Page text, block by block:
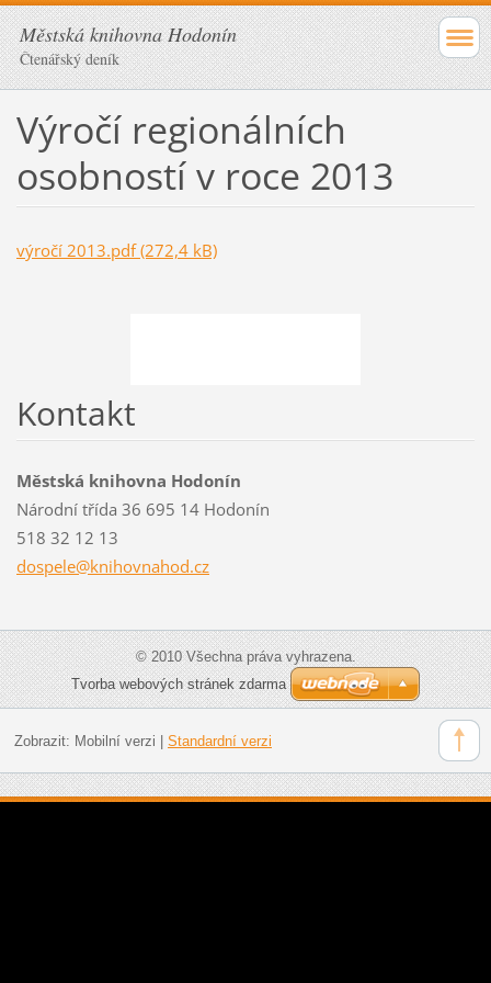
Městská knihovna Hodonín
Čtenářský deník
Výročí regionálních
osobností v roce 2013
výročí 2013.pdf (272,4 kB)
Kontakt
Městská knihovna Hodonín
Národní třída 36 695 14 Hodonín
518 32 12 13
dospele@knihovnahod.cz
© 2010 Všechna práva vyhrazena.
Tvorba webových stránek zdarma
Zobrazit: Mobilní verzi Standardní verzi